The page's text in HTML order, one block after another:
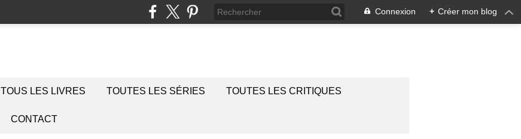
Connexion + Créer mon blog
TOUS LES LIVRES TOUTES LES SÉRIES TOUTES LES CRITIQUES
CONTACT